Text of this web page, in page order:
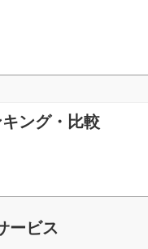
ング・比較
ービス